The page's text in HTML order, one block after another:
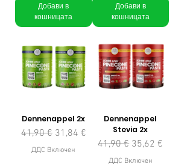
Добави в
кошницата
Добави в
кошницата
Dennenappel 2x
Редовна цена
41,90 € Продажна цена
31,84 €
ДДС Включен
Dennenappel
Stevia 2x
Редовна цена
41,90 € Продажна цена
35,62 €
ДДС Включен